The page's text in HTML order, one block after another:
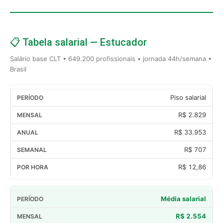
📋 Tabela salarial — Estucador
Salário base CLT • 649.200 profissionais • jornada 44h/semana •
Brasil
Piso salarial
R$ 2.829
R$ 33.953
R$ 707
R$ 12,86
Média salarial
R$ 2.554